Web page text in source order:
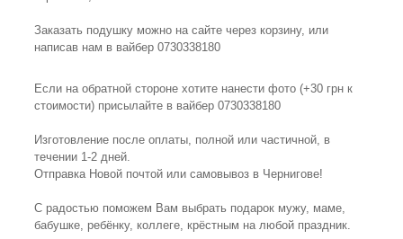
Заказать подушку можно на сайте через корзину, или
написав нам в вайбер 0730338180
Если на обратной стороне хотите нанести фото (+30 грн к
стоимости) присылайте в вайбер 0730338180
Изготовление после оплаты, полной или частичной, в
течении 1-2 дней.
Отправка Новой почтой или самовывоз в Чернигове!
С радостью поможем Вам выбрать подарок мужу, маме,
бабушке, ребёнку, коллеге, крёстным на любой праздник.